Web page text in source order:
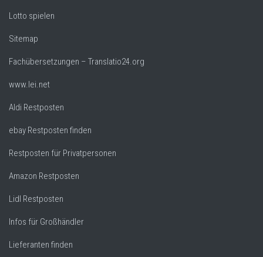
Lotto spielen
Sitemap
Fachübersetzungen – Translatio24.org
www.lei.net
Aldi Restposten
ebay Restposten finden
Restposten für Privatpersonen
Amazon Restposten
Lidl Restposten
Infos für Großhändler
Lieferanten finden